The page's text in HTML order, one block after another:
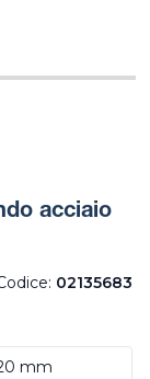
acciaio
02135683
mm